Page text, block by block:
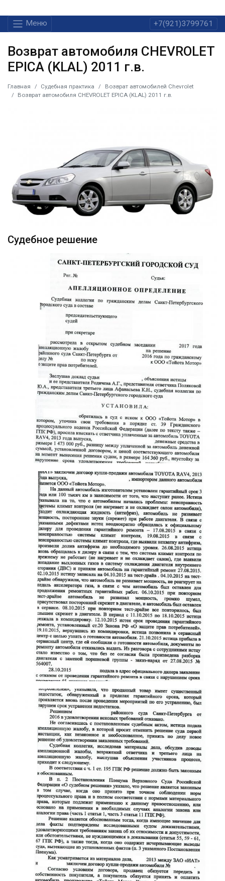
Меню +7(921)3799761
Возврат автомобиля CHEVROLET
EPICA (KLAL) 2011 г.в.
Главная Судебная практика
Возврат автомобилей Chevrolet
Возврат автомобиля CHEVROLET EPICA (KLAL) 2011 г.в.
Судебное решение